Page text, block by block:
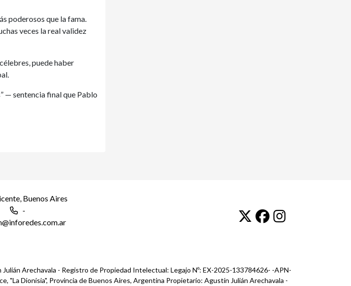
poderosos que la fama.
veces la real validez
puede haber
— sentencia final que Pablo
Buenos Aires
-
Arechavala - Registro de Propiedad Intelectual: Legajo Nº: EX-2025-133784626- -APN-
"La Dionisia", Provincia de Buenos Aires, Argentina Propietario: Agustín Julián Arechavala -